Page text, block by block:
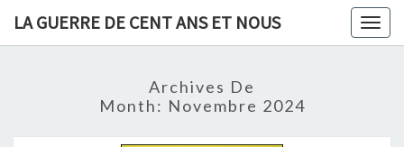
LA GUERRE DE CENT ANS ET NOUS
Archives De
Month: Novembre 2024